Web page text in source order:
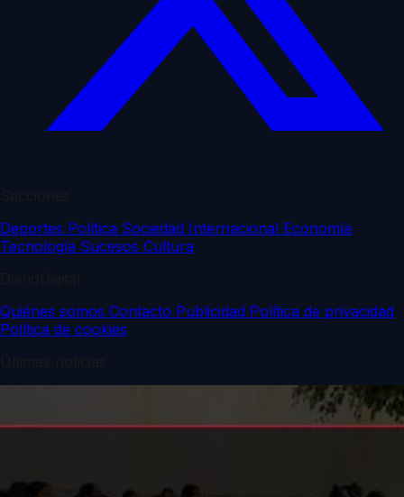
Deportes Política Sociedad Internacional Economía
Tecnología Sucesos Cultura
Quiénes somos Contacto Publicidad Política de privacidad
Política de cookies